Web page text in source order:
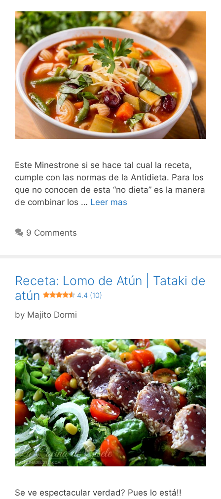
Este Minestrone si se hace tal cual la receta,
cumple con las normas de la Antidieta. Para los
que no conocen de esta “no dieta” es la manera
de combinar los … Leer mas
9 Comments
Receta: Lomo de Atún | Tataki de
atún
4.4 (10)
by Majito Dormi
Se ve espectacular verdad? Pues lo está!!